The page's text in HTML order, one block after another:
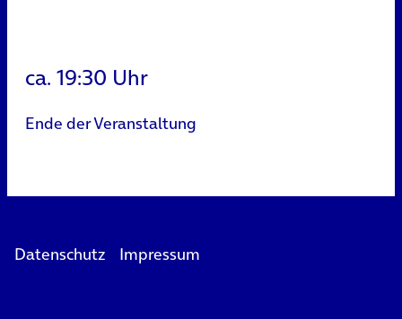
ca. 19:30 Uhr
Ende der Veranstaltung
Datenschutz Impressum